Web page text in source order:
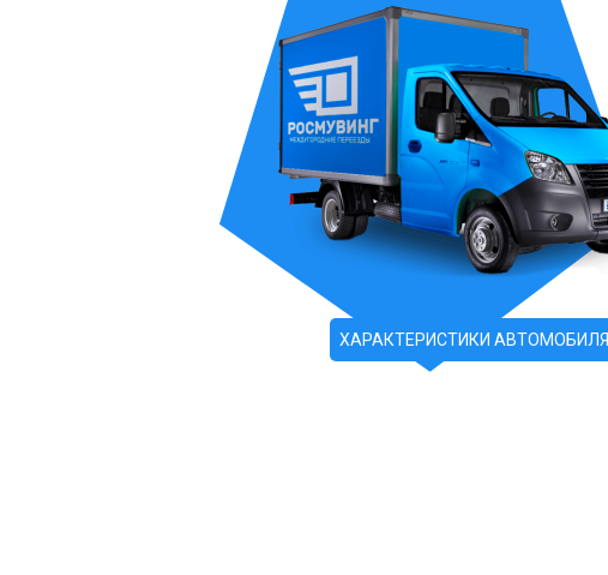
ХАРАКТЕРИСТИКИ АВТОМОБИЛЯ